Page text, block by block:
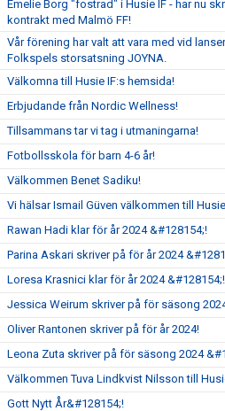
Emelie Borg "fostrad" i Husie IF - har nu
kontrakt med Malmö FF!
Vår förening har valt att vara med vid
Folkspels storsatsning JOYNA.
Välkomna till Husie IF:s hemsida!
Erbjudande från Nordic Wellness!
Tillsammans tar vi tag i utmaningarna!
Fotbollsskola för barn 4-6 år!
Välkommen Benet Sadiku!
Vi hälsar Ismail Güven välkommen till
Rawan Hadi klar för år 2024 &#128154;!
Parina Askari skriver på för år 2024
Loresa Krasnici klar för år 2024 &#128154;!
Jessica Weirum skriver på för säsong
Oliver Rantonen skriver på för år 2024!
Leona Zuta skriver på för säsong 2024
Välkommen Tuva Lindkvist Nilsson till
Gott Nytt År&#128154;!